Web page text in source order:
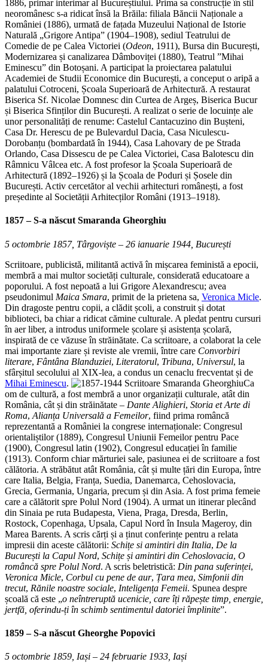
1886, primar interimar al Bucureștiului. Prima sa construcție în stil
neoromânesc s-a ridicat însă la Brăila: filiala Băncii Naționale a
României (1886), urmată de fațada Muzeului Național de Istorie
Naturală „Grigore Antipa” (1904–1908), sediul Teatrului de
Comedie de pe Calea Victoriei (Odeon, 1911), Bursa din București,
Modernizarea și canalizarea Dâmboviței (1880), Teatrul ”Mihai
Eminescu” din Botoșani. A participat la proiectarea palatului
Academiei de Studii Economice din București, a conceput o aripă a
palatului Cotroceni, Școala Superioară de Arhitectură. A restaurat
Biserica Sf. Nicolae Domnesc din Curtea de Argeș, Biserica Bucur
și Biserica Sfinților din București. A realizat o serie de locuințe ale
unor personalități de renume: Castelul Cantacuzino din Bușteni,
Casa Dr. Herescu de pe Bulevardul Dacia, Casa Niculescu-
Dorobanțu (bombardată în 1944), Casa Lahovary de pe Strada
Orlando, Casa Dissescu de pe Calea Victoriei, Casa Balotescu din
Râmnicu Vâlcea etc. A fost profesor la Școala Superioară de
Arhitectură (1892–1926) și la Școala de Poduri și Șosele din
București. Activ cercetător al vechii arhitecturi românești, a fost
președinte al Societății Arhitecților Români (1913–1918).
1857 – S-a născut Smaranda Gheorghiu
5 octombrie 1857, Târgoviște – 26 ianuarie 1944, București
Scriitoare, publicistă, militantă activă în mișcarea feministă a epocii,
membră a mai multor societăți culturale, considerată educatoare a
poporului. A fost nepoată a lui Grigore Alexandrescu; avea
pseudonimul Maica Smara, primit de la prietena sa, Veronica Micle.
Din dragoste pentru copii, a clădit școli, a construit și dotat
biblioteci, ba chiar a ridicat cămine culturale. A pledat pentru cursuri
în aer liber, a introdus uniformele școlare și asistența școlară,
inspirată de ce văzuse în străinătate. Ca scriitoare, a colaborat la cele
mai importante ziare și reviste ale vremii, între care Convorbiri
literare, Fântâna Blanduziei, Literatorul, Tribuna, Universul, la
sfârșitul secolului al XIX-lea, a condus un cenaclu frecventat și de
Mihai Eminescu.
Ca
om de cultură, a fost membră a unor organizații culturale, atât din
România, cât și din străinătate – Dante Alighieri, Storia et Arte di
Roma, Alianța Universală a Femeilor, fiind prima româncă
reprezentantă a României la congrese internaționale: Congresul
orientaliștilor (1889), Congresul Uniunii Femeilor pentru Pace
(1900), Congresul latin (1902), Congresul educației în familie
(1913). Conform chiar mărturiei sale, pasiunea ei de scriitoare a fost
călătoria. A străbătut atât România, cât și multe țări din Europa, între
care Italia, Belgia, Franța, Suedia, Danemarca, Cehoslovacia,
Grecia, Germania, Ungaria, precum și din Asia. A fost prima femeie
care a călătorit spre Polul Nord (1904). A urmat un itinerar plecând
din Sinaia pe ruta Budapesta, Viena, Praga, Dresda, Berlin,
Rostock, Copenhaga, Upsala, Capul Nord în Insula Mageroy, din
Marea Barents. A scris cărți și a ținut conferințe pentru a relata
impresii din aceste călătorii: Schițe si amintiri din Italia, De la
București la Capul Nord, Schițe și amintiri din Cehoslovacia, O
româncă spre Polul Nord. A scris beletristică: Din pana suferinței,
Veronica Micle, Corbul cu pene de aur, Țara mea, Simfonii din
trecut, Rănile noastre sociale, Inteligența Femeii. Spunea despre
școală că este „o neîntreruptă ucenicie, care îți răpește timp, energie,
jertfă, oferindu-ți în schimb sentimentul datoriei împlinite”.
1859 – S-a născut Gheorghe Popovici
5 octombrie 1859, Iași – 24 februarie 1933, Iași